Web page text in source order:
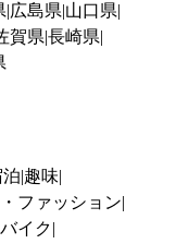
広島県 山口県
賀県 長崎県
趣味
ファッション
イク